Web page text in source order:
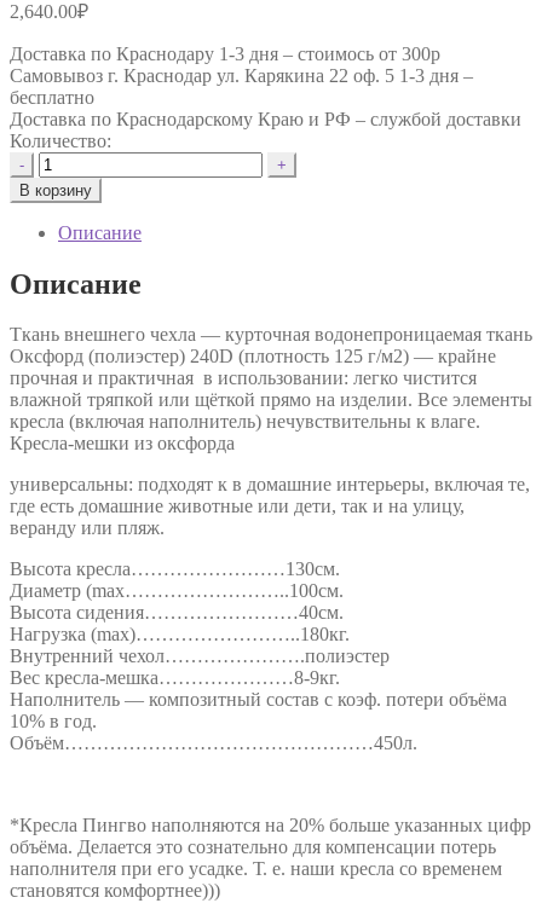
2,640.00₽
Доставка по Краснодару 1-3 дня – стоимось от 300р
Самовывоз г. Краснодар ул. Карякина 22 оф. 5 1-3 дня –
бесплатно
Доставка по Краснодарскому Краю и РФ – службой доставки
Количество:
-
Количество
товара
Кресло-
мешок
Фирменное
оксфорд
синий"
+
В корзину
Описание
Описание
Ткань внешнего чехла — курточная водонепроницаемая ткань
Оксфорд (полиэстер) 240D (плотность 125 г/м2) — крайне
прочная и практичная в использовании: легко чистится
влажной тряпкой или щёткой прямо на изделии. Все элементы
кресла (включая наполнитель) нечувствительны к влаге.
Кресла-мешки из оксфорда
универсальны: подходят к в домашние интерьеры, включая те,
где есть домашние животные или дети, так и на улицу,
веранду или пляж.
Высота кресла……………………130см.
Диаметр (max……………………..100см.
Высота сидения……………………40см.
Нагрузка (max)……………………..180кг.
Внутренний чехол………………….полиэстер
Вес кресла-мешка…………………8-9кг.
Наполнитель — композитный состав с коэф. потери объёма
10% в год.
Объём…………………………………………450л.
*Кресла Пингво наполняются на 20% больше указанных цифр
объёма. Делается это сознательно для компенсации потерь
наполнителя при его усадке. Т. е. наши кресла со временем
становятся комфортнее)))